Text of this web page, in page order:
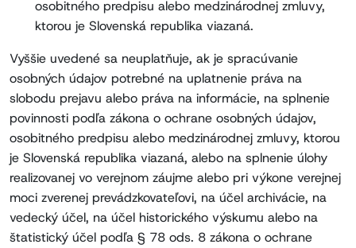
osobitného predpisu alebo medzinárodnej zmluvy,
ktorou je Slovenská republika viazaná.
Vyššie uvedené sa neuplatňuje, ak je spracúvanie
osobných údajov potrebné na uplatnenie práva na
slobodu prejavu alebo práva na informácie, na splnenie
povinnosti podľa zákona o ochrane osobných údajov,
osobitného predpisu alebo medzinárodnej zmluvy, ktorou
je Slovenská republika viazaná, alebo na splnenie úlohy
realizovanej vo verejnom záujme alebo pri výkone verejnej
moci zverenej prevádzkovateľovi, na účel archivácie, na
vedecký účel, na účel historického výskumu alebo na
štatistický účel podľa § 78 ods. 8 zákona o ochrane